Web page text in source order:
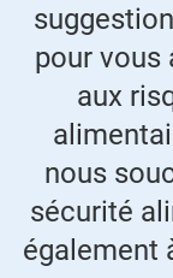
pour vous
aux
nous
sécurité
également